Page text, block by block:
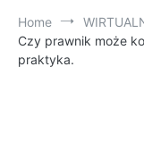
Home
Czy prawnik może
praktyka.